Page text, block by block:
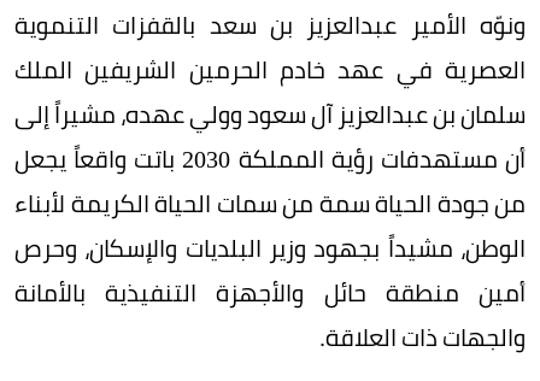
ونوّه الأمير عبدالعزيز بن سعد بالقفزات التنموية
العصرية في عهد خادم الحرمين الشريفين الملك
سلمان بن عبدالعزيز آل سعود وولي عهده، مشيراً إلى
أن مستهدفات رؤية المملكة 2030 باتت واقعاً يجعل
من جودة الحياة سمة من سمات الحياة الكريمة لأبناء
الوطن، مشيداً بجهود وزير البلديات والإسكان، وحرص
أمين منطقة حائل والأجهزة التنفيذية بالأمانة
والجهات ذات العلاقة.